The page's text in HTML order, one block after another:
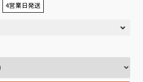
4営業日発送